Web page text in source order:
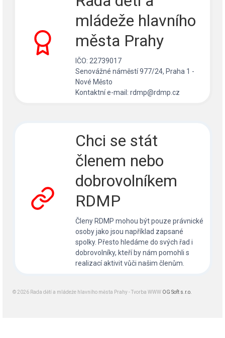
mládeže hlavního
města Prahy
IČO: 22739017
Senovážné náměstí 977/24, Praha 1 -
Nové Město
Kontaktní e-mail: rdmp@rdmp.cz
Chci se stát
členem nebo
dobrovolníkem
RDMP
Členy RDMP mohou být pouze právnické
osoby jako jsou například zapsané
spolky. Přesto hledáme do svých řad i
dobrovolníky, kteří by nám pomohli s
realizací aktivit vůči našim členům.
© 2026 Rada dětí a mládeže hlavního města Prahy - Tvorba WWW OG Soft s.r.o.